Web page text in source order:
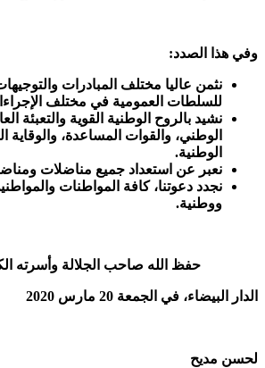
وفي هذا الصدد:
نثمن عاليا
للسلطات العمومية في مختلف
نشيد بالروح الوطنية القوية
الوطني، والقوات المساعدة،
الوطنية.
نعبر عن استعداد جميع مناضلات
نجدد دعوتنا، كافة المواطنات
ووطنية.
حفظ الله صاحب الجلالة وأسرته
الدار البيضاء، في الجمعة 20 مارس 2020
المنسق الوطني
لحسن مديح